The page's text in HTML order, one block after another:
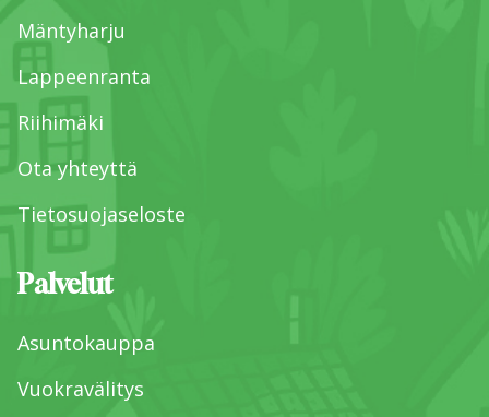
Mäntyharju
Lappeenranta
Riihimäki
Ota yhteyttä
Tietosuojaseloste
Palvelut
Asuntokauppa
Vuokravälitys